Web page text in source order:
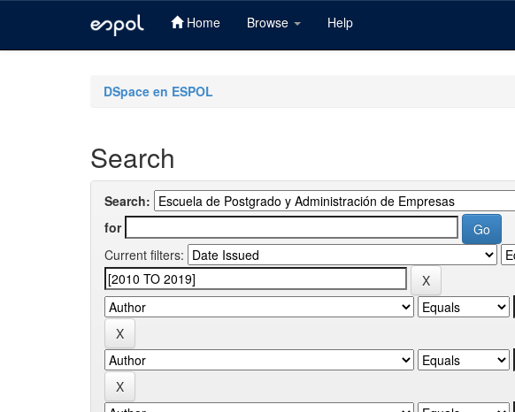
Home Browse Help
DSpace en ESPOL
Search
Search:
for
Current filters: